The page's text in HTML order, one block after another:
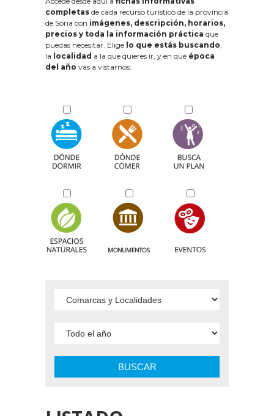
completas de cada recurso turístico de la provincia
de Soria con imágenes, descripción, horarios,
precios y toda la información práctica que
puedas necesitar. Elige lo que estás buscando,
la localidad a la que quieres ir, y en qué época
del año vas a vistarnos:
BUSCAR